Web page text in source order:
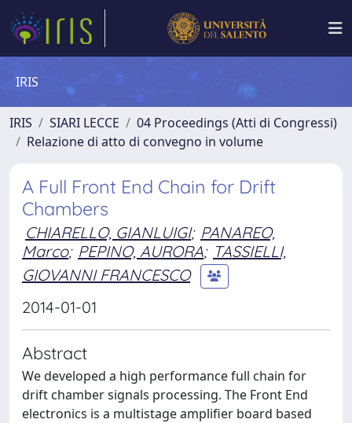
IRIS
IRIS SIARI LECCE
04 Proceedings (Atti di Congressi)
Relazione di atto di convegno in volume
A Full Front End Chain for Drift
Chambers
CHIARELLO, GIANLUIGI; PANAREO,
Marco; PEPINO, AURORA; TASSIELLI,
GIOVANNI FRANCESCO
2014-01-01
Abstract
We developed a high performance full chain for
drift chamber signals processing. The Front End
electronics is a multistage amplifier board based